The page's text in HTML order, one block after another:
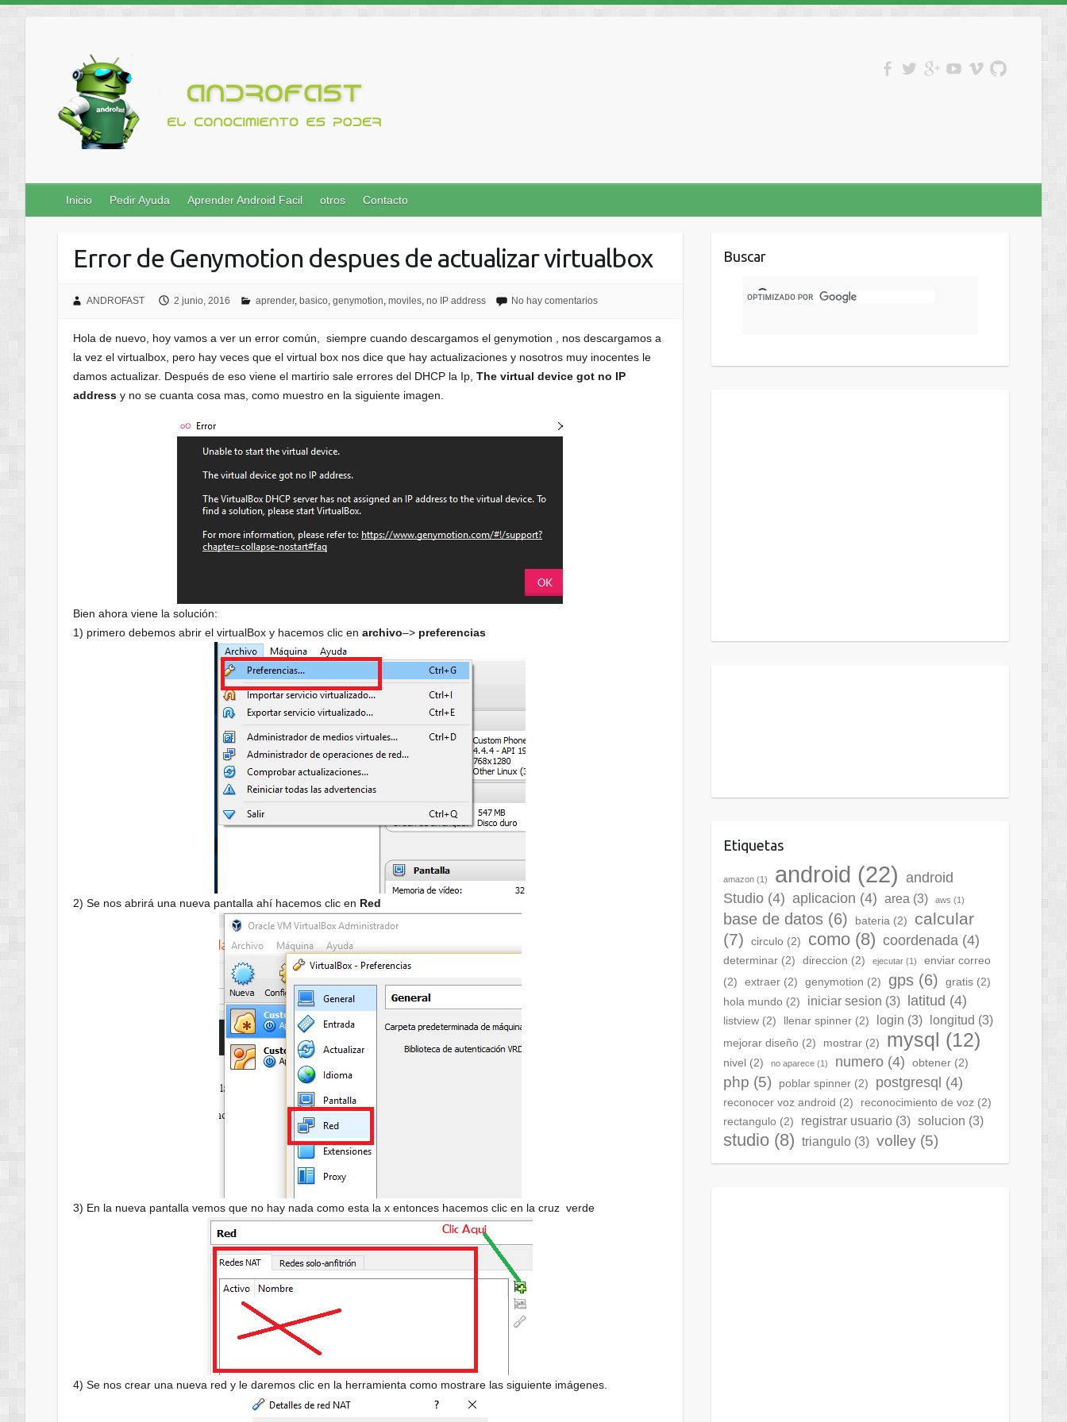
Inicio Pedir Ayuda Aprender Android Facil otros Contacto
Error de Genymotion despues de actualizar virtualbox
ANDROFAST 2 junio, 2016 aprender, basico, genymotion, moviles, no IP address No hay comentarios
Hola de nuevo, hoy vamos a ver un error común, siempre cuando descargamos el genymotion , nos descargamos a
la vez el virtualbox, pero hay veces que el virtual box nos dice que hay actualizaciones y nosotros muy inocentes le
damos actualizar. Después de eso viene el martirio sale errores del DHCP la Ip,The virtual device got no IP
address y no se cuanta cosa mas, como muestro en la siguiente imagen.
Bien ahora viene la solución:
1) primero debemos abrir el virtualBox y hacemos clic enarchivo–> preferencias
2) Se nos abrirá una nueva pantalla ahí hacemos clic en Red
3) En la nueva pantalla vemos que no hay nada como esta la x entonces hacemos clic en la cruz verde
4) Se nos crear una nueva red y le daremos clic en la herramienta como mostrare las siguiente imágenes.
Buscar
Etiquetas
amazon (1) android (22) android
Studio (4) aplicacion (4) area (3) aws (1)
base de datos (6) bateria (2)
calcular
(7)
circulo (2) como (8) coordenada (4)
determinar (2) direccion (2) ejecutar (1)
enviar correo
(2)
extraer (2) genymotion (2) gps (6) gratis (2)
hola mundo (2) iniciar sesion (3) latitud (4)
listview (2) llenar spinner (2) login (3) longitud (3)
mejorar diseño (2) mostrar (2) mysql (12)
nivel (2) no aparece (1) numero (4) obtener (2)
php (5) poblar spinner (2) postgresql (4)
reconocer voz android (2) reconocimiento de voz (2)
rectangulo (2) registrar usuario (3) solucion (3)
studio (8) triangulo (3) volley (5)